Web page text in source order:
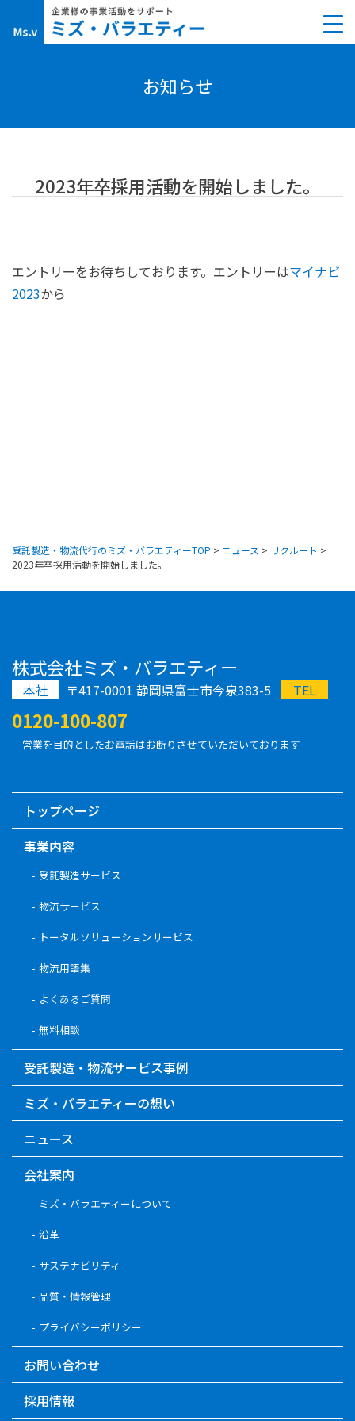
content
お知らせ
2023年卒採用活動を開始しました。
エントリーをお待ちしております。エントリーはマイナビ
2023から
受託製造・物流代行のミズ・バラエティーTOP > ニュース > リクルート >
2023年卒採用活動を開始しました。
株式会社ミズ・バラエティー
本社 〒417-0001 静岡県富士市今泉383-5 TEL
0120-100-807
営業を目的としたお電話はお断りさせていただいております
トップページ
事業内容
受託製造サービス
物流サービス
トータルソリューションサービス
物流用語集
よくあるご質問
無料相談
受託製造・物流サービス事例
ミズ・バラエティーの想い
ニュース
会社案内
ミズ・バラエティーについて
沿革
サステナビリティ
品質・情報管理
プライバシーポリシー
お問い合わせ
採用情報